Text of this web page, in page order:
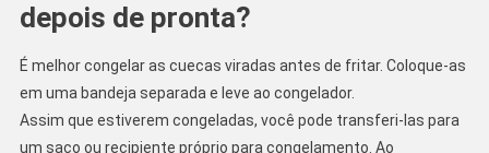
depois de pronta?
É melhor congelar as cuecas viradas antes de fritar. Coloque-as
em uma bandeja separada e leve ao congelador.
Assim que estiverem congeladas, você pode transferi-las para
um saco ou recipiente próprio para congelamento. Ao